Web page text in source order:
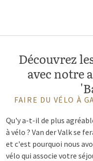
Découvrez
avec notre
FAIRE DU VÉLO À
Qu'y a-t-il de plus
à vélo ? Van der Valk se
et c'est pourquoi nous
vélo qui associe votre